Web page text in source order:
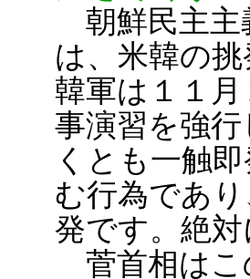
朝鮮民主主
は、米韓の
韓軍は１１
事演習を強
くとも一触
む行為であ
発です。絶
菅首相はこ